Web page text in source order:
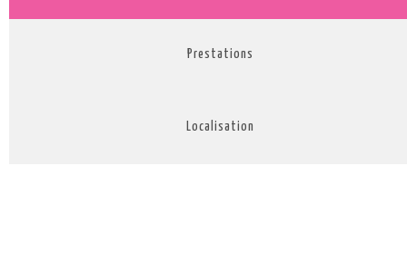
Prestations
Localisation